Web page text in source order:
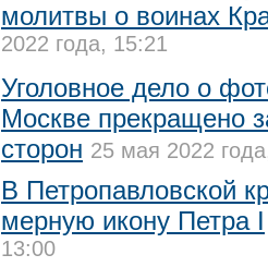
молитвы о воинах
2022 года, 15:21
Уголовное дело о
Москве прекращено
сторон 25 мая 2022
В Петропавловской
мерную икону Петра I
13:00